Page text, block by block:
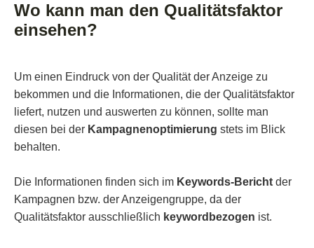
Wo kann man den Qualitätsfaktor
einsehen?
Um einen Eindruck von der Qualität der Anzeige zu
bekommen und die Informationen, die der Qualitätsfaktor
liefert, nutzen und auswerten zu können, sollte man
diesen bei der Kampagnenoptimierung stets im Blick
behalten.
Die Informationen finden sich im Keywords-Bericht der
Kampagnen bzw. der Anzeigengruppe, da der
Qualitätsfaktor ausschließlich keywordbezogen ist.